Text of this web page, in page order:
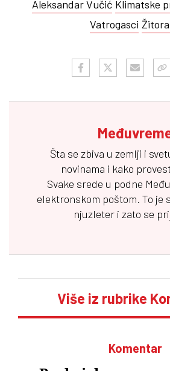
Aleksandar Vučić Klimatske
Vatrogasci
Šta se zbiva u zemlji i
novinama i kako
Svake srede u podne
elektronskom poštom. To je
njuzleter i zato se
Više iz rubrike
Komentar